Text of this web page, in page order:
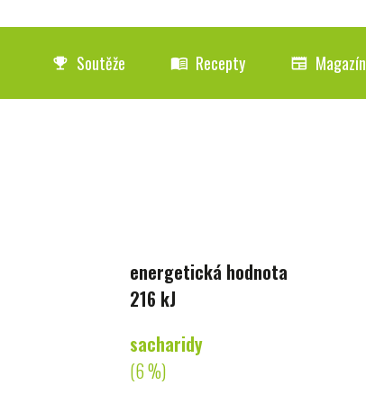
emoji_events Soutěže menu_book Recepty newspaper Magazín
energetická hodnota
216 kJ
sacharidy
(6 %)